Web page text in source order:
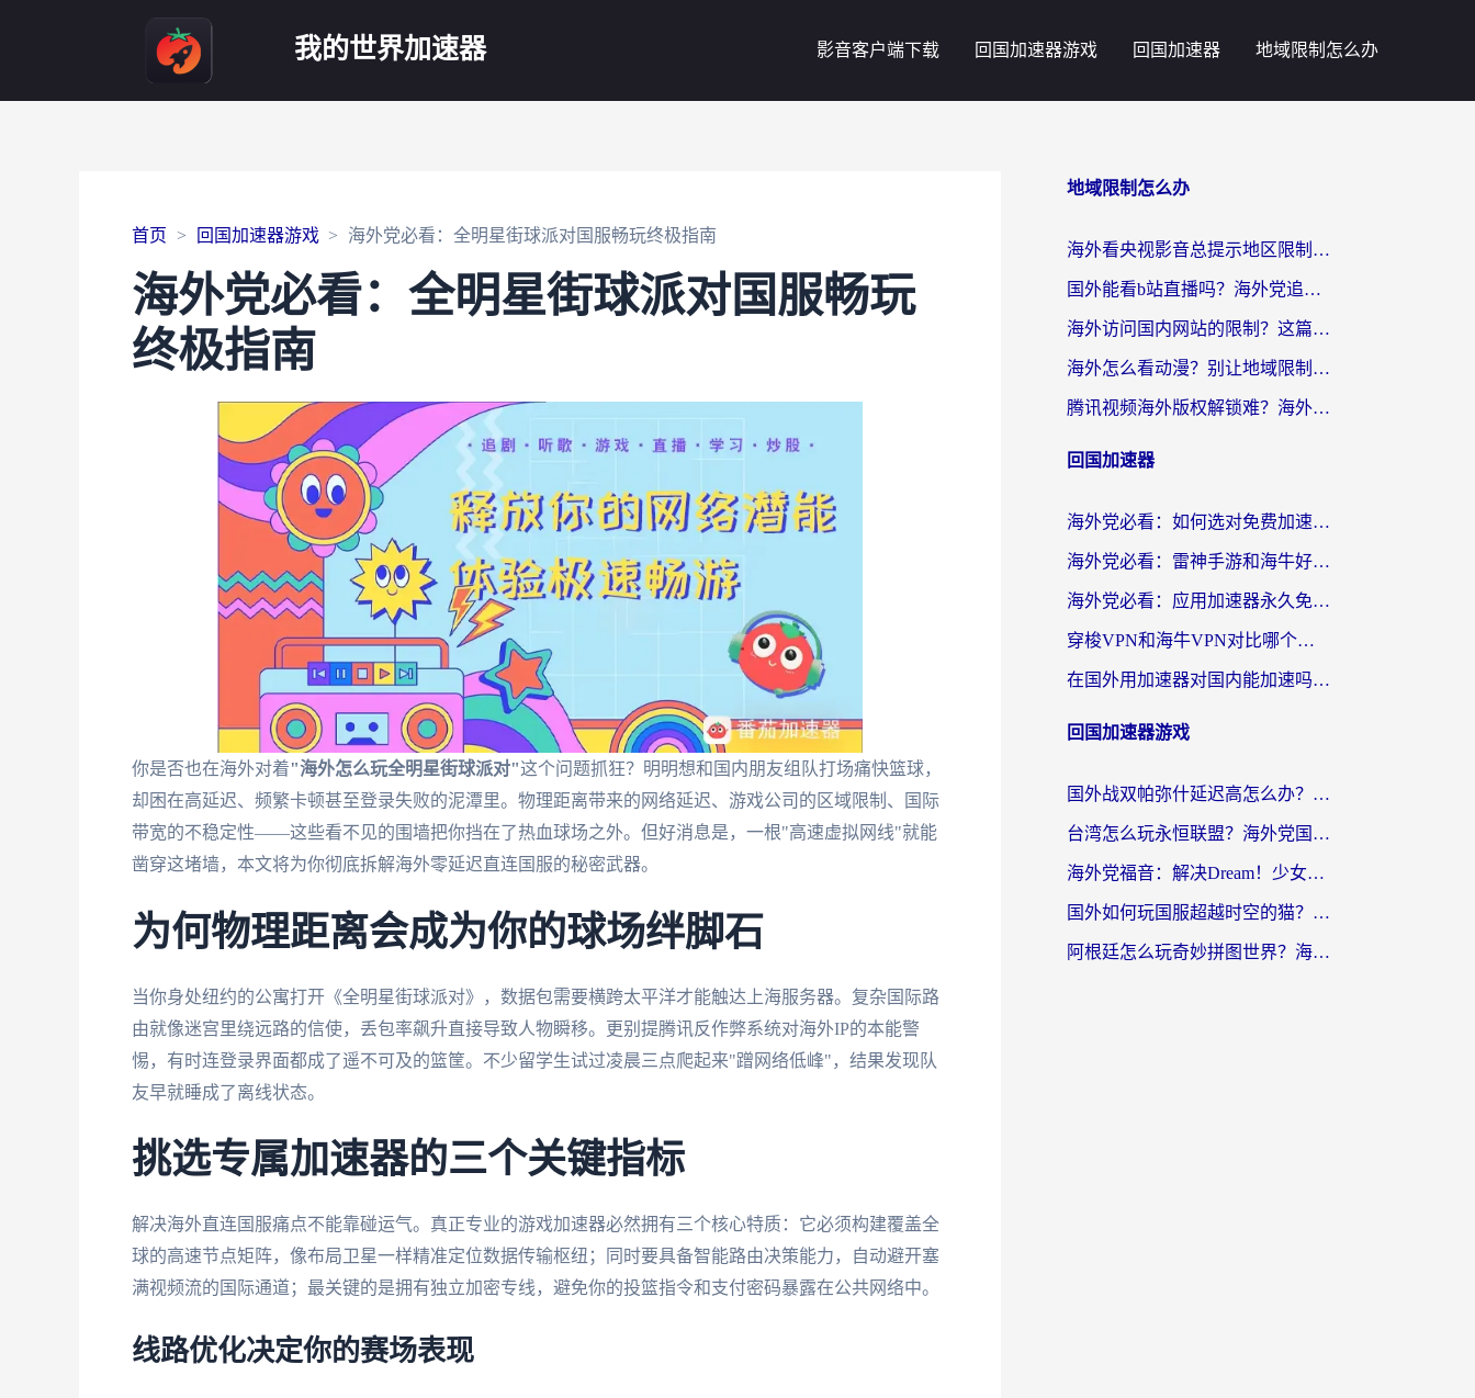
我的世界加速器 影音客户端下载 回国加速器游戏 回国加速器 地域限制怎么办
首页 回国加速器游戏 海外党必看：全明星街球派对国服畅玩终极指南
海外党必看：全明星街球派对国服畅玩
终极指南
你是否也在海外对着"海外怎么玩全明星街球派对"这个问题抓狂？明明想和国内朋友组队打场痛快篮球，
却困在高延迟、频繁卡顿甚至登录失败的泥潭里。物理距离带来的网络延迟、游戏公司的区域限制、国际
带宽的不稳定性——这些看不见的围墙把你挡在了热血球场之外。但好消息是，一根"高速虚拟网线"就能
凿穿这堵墙，本文将为你彻底拆解海外零延迟直连国服的秘密武器。
为何物理距离会成为你的球场绊脚石
当你身处纽约的公寓打开《全明星街球派对》，数据包需要横跨太平洋才能触达上海服务器。复杂国际路
由就像迷宫里绕远路的信使，丢包率飙升直接导致人物瞬移。更别提腾讯反作弊系统对海外IP的本能警
惕，有时连登录界面都成了遥不可及的篮筐。不少留学生试过凌晨三点爬起来"蹭网络低峰"，结果发现队
友早就睡成了离线状态。
挑选专属加速器的三个关键指标
解决海外直连国服痛点不能靠碰运气。真正专业的游戏加速器必然拥有三个核心特质：它必须构建覆盖全
球的高速节点矩阵，像布局卫星一样精准定位数据传输枢纽；同时要具备智能路由决策能力，自动避开塞
满视频流的国际通道；最关键的是拥有独立加密专线，避免你的投篮指令和支付密码暴露在公共网络中。
线路优化决定你的赛场表现
地域限制怎么办
海外看央视影音总提示地区限制？这篇教你选对回国加速器，流畅追剧不踩坑
国外能看b站直播吗？海外党追剧看片的终极解决方案来了
海外访问国内网站的限制？这篇攻略帮你无缝解锁12306、12123和国内影音
海外怎么看动漫？别让地域限制挡住你的追番快乐
腾讯视频海外版权解锁难？海外党亲测：选对回国加速器，追剧观影零障碍
回国加速器
海外党必看：如何选对免费加速器，无缝访问国内资源不踩坑？
海外党必看：雷神手游和海牛好用吗？+3款热门加速器实测对比，附番茄加速器无缝回国指南
海外党必看：应用加速器永久免费版真的存在吗？教你选对回国加速器无缝刷国内资源
穿梭VPN和海牛VPN对比哪个回国效果更好？海外华人亲测3款热门加速器+避坑指南
在国外用加速器对国内能加速吗？海外党亲测有效的无缝访问指南
回国加速器游戏
国外战双帕弥什延迟高怎么办？2026海外畅玩国服游戏终极指南（附实测工具推荐）
台湾怎么玩永恒联盟？海外党国服游戏加速器选择全攻略（附3大热门游戏实测）
海外党福音：解决Dream！少女乐团派对！国外延迟的实用指南，附北美英国游戏加速方案
国外如何玩国服超越时空的猫？2026海外党必看的加速器选择指南
阿根廷怎么玩奇妙拼图世界？海外玩家国服游戏加速全攻略（附帕斯卡契约战舰少女解决方案）